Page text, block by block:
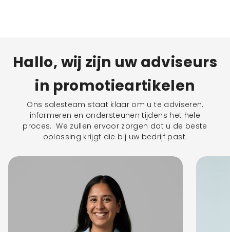
Hallo, wij zijn uw adviseurs
in promotieartikelen
Ons salesteam staat klaar om u te adviseren,
informeren en ondersteunen tijdens het hele
proces. We zullen ervoor zorgen dat u de beste
oplossing krijgt die bij uw bedrijf past.